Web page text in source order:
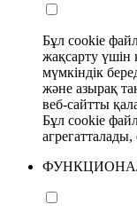
Бұл cookie
жақсарту үшін
мүмкіндік
және азырақ
веб-сайтты
Бұл cookie